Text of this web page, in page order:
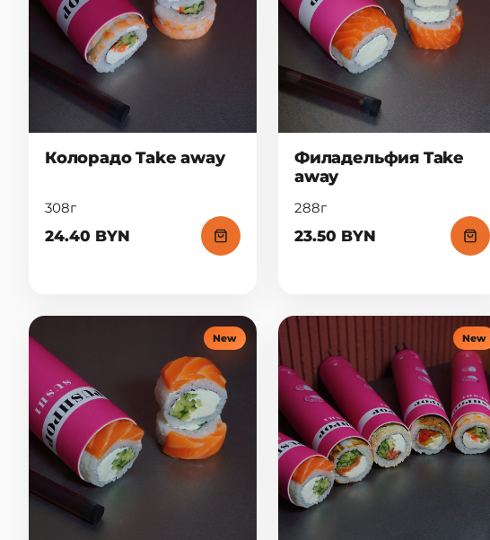
Колорадо Take away
308г
24.40 BYN
Филадельфия Take
away
288г
23.50 BYN
New New